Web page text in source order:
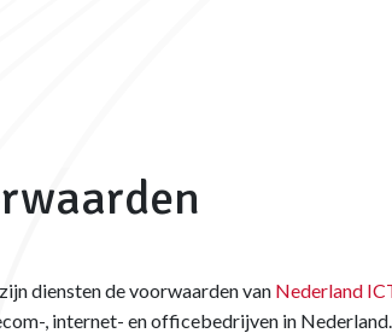
diensten de voorwaarden van Nederland
, internet- en officebedrijven in